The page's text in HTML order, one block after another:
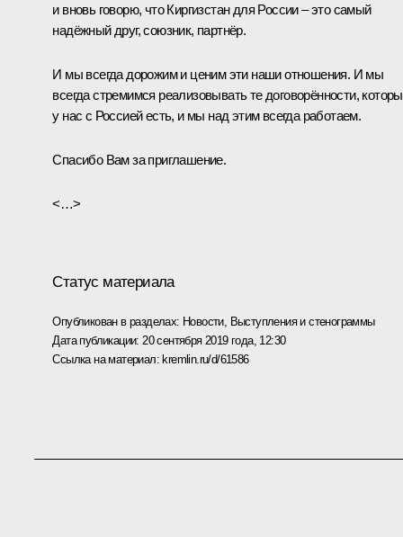
и вновь говорю, что Киргизстан для России – это самый
надёжный друг, союзник, партнёр.
И мы всегда дорожим и ценим эти наши отношения. И мы
всегда стремимся реализовывать те договорённости,
у нас с Россией есть, и мы над этим всегда работаем.
Спасибо Вам за приглашение.
<…>
Статус материала
Опубликован в разделах: Новости, Выступления и стенограммы
Дата публикации: 20 сентября 2019 года, 12:30
Ссылка на материал: kremlin.ru/d/61586